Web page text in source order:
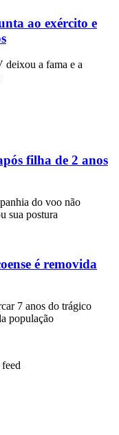
ao exército e
deixou a fama e a
filha de 2 anos
do voo não
sua postura
é removida
7 anos do trágico
população